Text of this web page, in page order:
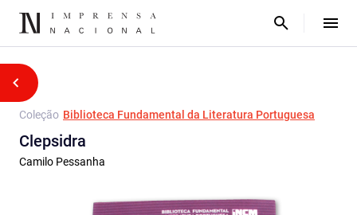
Coleção Biblioteca Fundamental da Literatura Portuguesa
Clepsidra
Camilo Pessanha